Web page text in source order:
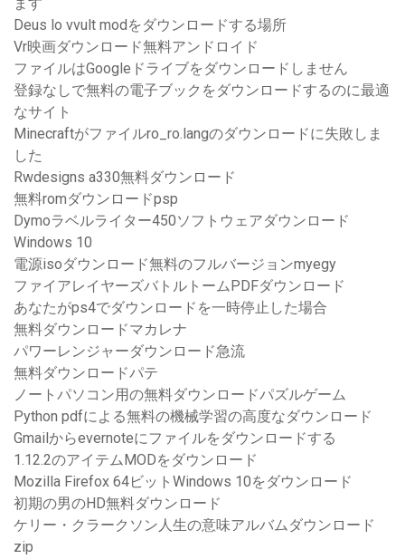
ます
Deus lo vvult modをダウンロードする場所
Vr映画ダウンロード無料アンドロイド
ファイルはGoogleドライブをダウンロードしません
登録なしで無料の電子ブックをダウンロードするのに最適
なサイト
Minecraftがファイルro_ro.langのダウンロードに失敗しま
した
Rwdesigns a330無料ダウンロード
無料romダウンロードpsp
Dymoラベルライター450ソフトウェアダウンロード
Windows 10
電源isoダウンロード無料のフルバージョンmyegy
ファイアレイヤーズバトルトームPDFダウンロード
あなたがps4でダウンロードを一時停止した場合
無料ダウンロードマカレナ
パワーレンジャーダウンロード急流
無料ダウンロードパテ
ノートパソコン用の無料ダウンロードパズルゲーム
Python pdfによる無料の機械学習の高度なダウンロード
Gmailからevernoteにファイルをダウンロードする
1.12.2のアイテムMODをダウンロード
Mozilla Firefox 64ビットWindows 10をダウンロード
初期の男のHD無料ダウンロード
ケリー・クラークソン人生の意味アルバムダウンロード
zip